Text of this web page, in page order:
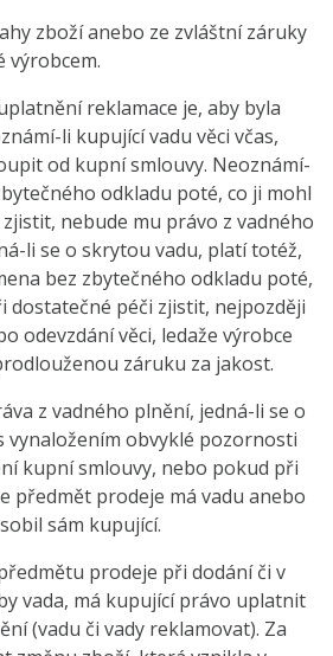
zboží anebo ze zvláštní záruky
výrobcem.
reklamace je, aby byla
li kupující vadu věci včas,
od kupní smlouvy. Neoznámí-
odkladu poté, co ji mohl
nebude mu právo z vadného
li se o skrytou vadu, platí totéž,
bez zbytečného odkladu poté,
dostatečné péči zjistit, nejpozději
odevzdání věci, ledaže výrobce
záruku za jakost.
z vadného plnění, jedná-li se o
vynaložením obvyklé pozornosti
kupní smlouvy, nebo pokud při
předmět prodeje má vadu anebo
sám kupující.
prodeje při dodání či v
vada, má kupující právo uplatnit
(vadu či vady reklamovat). Za